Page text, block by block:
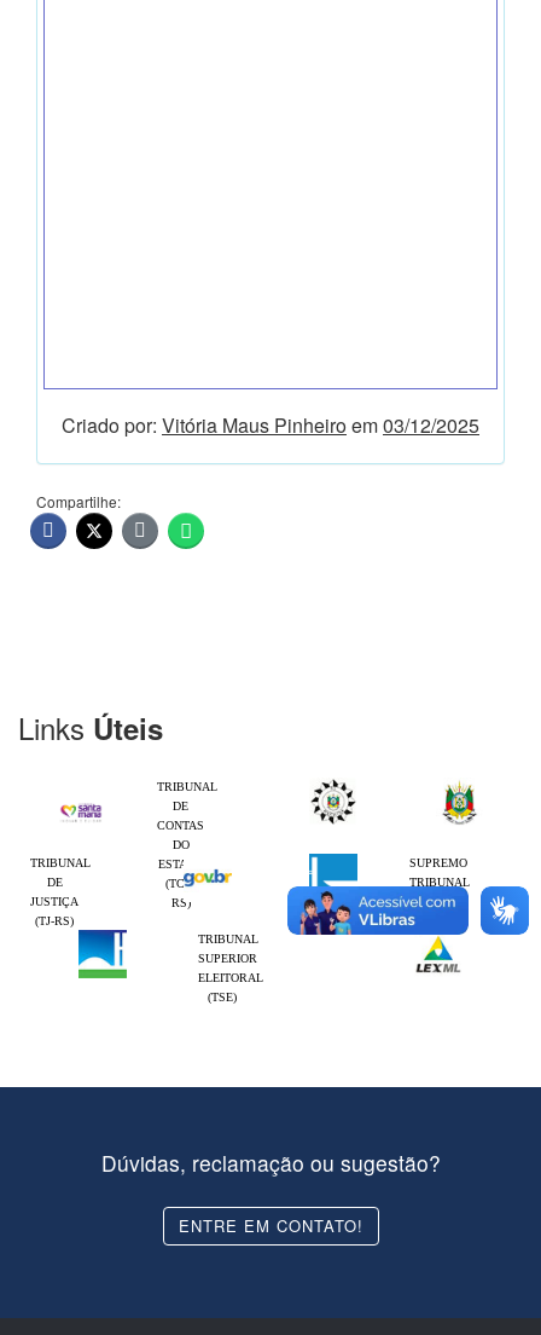
Criado por: Vitória Maus Pinheiroem03/12/2025
Compartilhe:
Links Úteis
TRIBUNAL
DE
CONTAS
DO
ESTADO
(TCE-
RS)
TRIBUNAL
DE
JUSTIÇA
(TJ-RS)
SUPREMO
TRIBUNAL
FEDERAL
TRIBUNAL
SUPERIOR
ELEITORAL
(TSE)
Dúvidas, reclamação ou sugestão?
ENTRE EM CONTATO!